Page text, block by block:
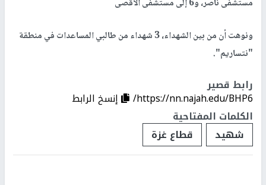
مستشفى ناصر، و6 إلى مستشفى الأقصى
ونوهت أن من بين الشهداء، 3 شهداء من طالبي المساعدات في منطقة
"نتساريم".
رابط قصير
https://nn.najah.edu/BHP6/
إنسخ الرابط
الكلمات المفتاحية
شهيد
قطاع غزة